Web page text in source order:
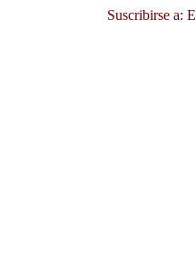
Suscribirse a: